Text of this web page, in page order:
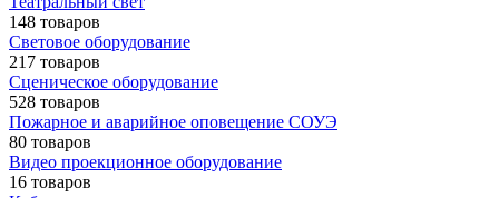
148 товаров
Световое оборудование
217 товаров
Сценическое оборудование
528 товаров
Пожарное и аварийное оповещение СОУЭ
80 товаров
Видео проекционное оборудование
16 товаров